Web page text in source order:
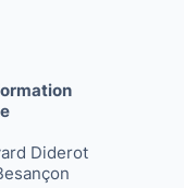
Diderot